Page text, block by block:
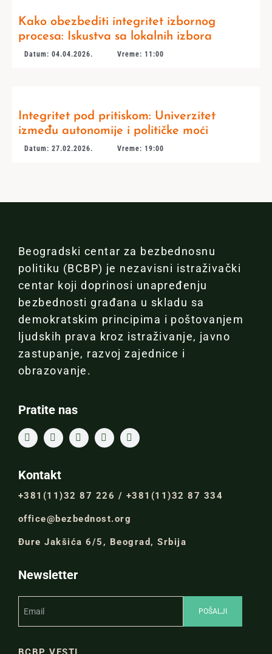
Kako obezbediti integritet izbornog
procesa: Iskustva sa lokalnih izbora
Datum: 04.04.2026. Vreme: 11:00
Integritet pod pritiskom: Univerzitet
između autonomije i političke moći
Datum: 27.02.2026. Vreme: 19:00
Beogradski centar za bezbednosnu
politiku (BCBP) je nezavisni istraživački
centar koji doprinosi unapređenju
bezbednosti građana u skladu sa
demokratskim principima i poštovanjem
ljudskih prava kroz istraživanje, javno
zastupanje, razvoj zajednice i
obrazovanje.
Pratite nas
Kontakt
+381(11)32 87 226 / +381(11)32 87 334
office@bezbednost.org
Đure Jakšića 6/5, Beograd, Srbija
Newsletter